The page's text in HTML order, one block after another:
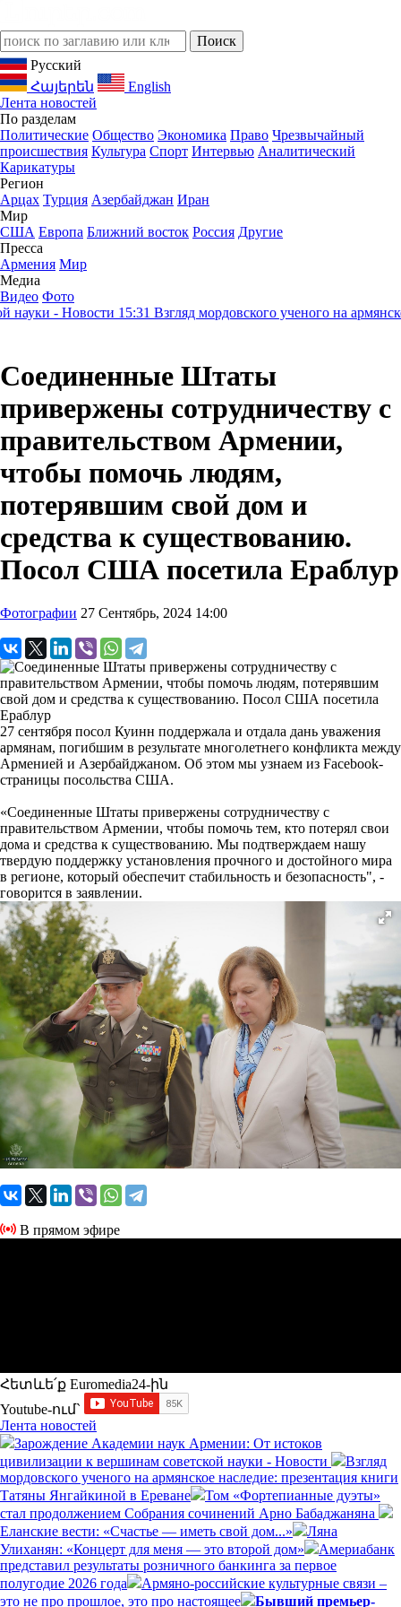
Русский
Հայերեն
English
Лента новостей
По разделам
Политические Общество Экономика Право Чрезвычайный
происшествия Культура Спорт Интервью Аналитический
Карикатуры
Регион
Арцах Турция Азербайджан Иран
Мир
США Европа Ближний восток Россия Другие
Пресса
Армения Мир
Медиа
Видео Фото
- Новости15:31Взгляд мордовского ученого на армянское
Соединенные Штаты
привержены сотрудничеству с
правительством Армении,
чтобы помочь людям,
потерявшим свой дом и
средства к существованию.
Посол США посетила Ераблур
Фотографии 27 Сентябрь, 2024 14:00
27 сентября посол Куинн поддержала и отдала дань уважения
армянам, погибшим в результате многолетнего конфликта между
Арменией и Азербайджаном. Об этом мы узнаем из Facebook-
страницы посольства США.
«Соединенные Штаты привержены сотрудничеству с
правительством Армении, чтобы помочь тем, кто потерял свои
дома и средства к существованию. Мы подтверждаем нашу
твердую поддержку установления прочного и достойного мира
в регионе, который обеспечит стабильность и безопасность", -
говорится в заявлении.
В прямом эфире
Հետևե՛ք Euromedia24-ին
Youtube-ում`
Лента новостей
Зарождение Академии наук Армении: От истоков
цивилизации к вершинам советской науки - Новости
Взгляд
мордовского ученого на армянское наследие: презентация книги
Татяны Янгайкиной в Ереване
Том «Фортепианные дуэты»
стал продолжением Собрания сочинений Арно Бабаджаняна
Еланские вести: «Счастье — иметь свой дом...»
Ляна
Улиханян: «Концерт для меня — это второй дом»
Америабанк
представил результаты розничного банкинга за первое
полугодие 2026 года
Армяно-российские культурные связи –
это не про прошлое, это про настоящее
Бывший премьер-